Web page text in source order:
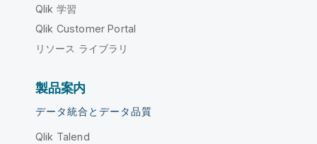
Qlik 学習
Qlik Customer Portal
リソース ライブラリ
製品案内
データ統合とデータ品質
Qlik Talend